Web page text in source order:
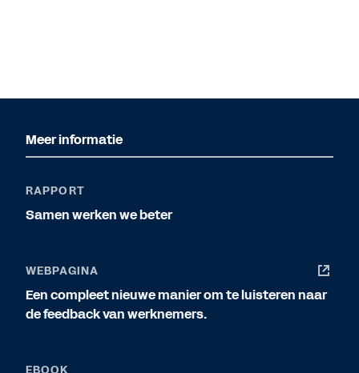
Meer informatie
RAPPORT
Samen werken we beter
WEBPAGINA
Een compleet nieuwe manier om te luisteren naar
de feedback van werknemers.